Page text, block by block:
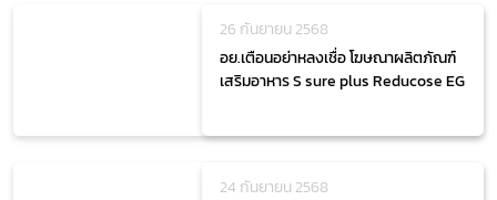
26 กันยายน 2568
อย.เตือนอย่าหลงเชื่อ โฆษณาผลิตภัณฑ์
เสริมอาหาร S sure plus Reducose EG
24 กันยายน 2568